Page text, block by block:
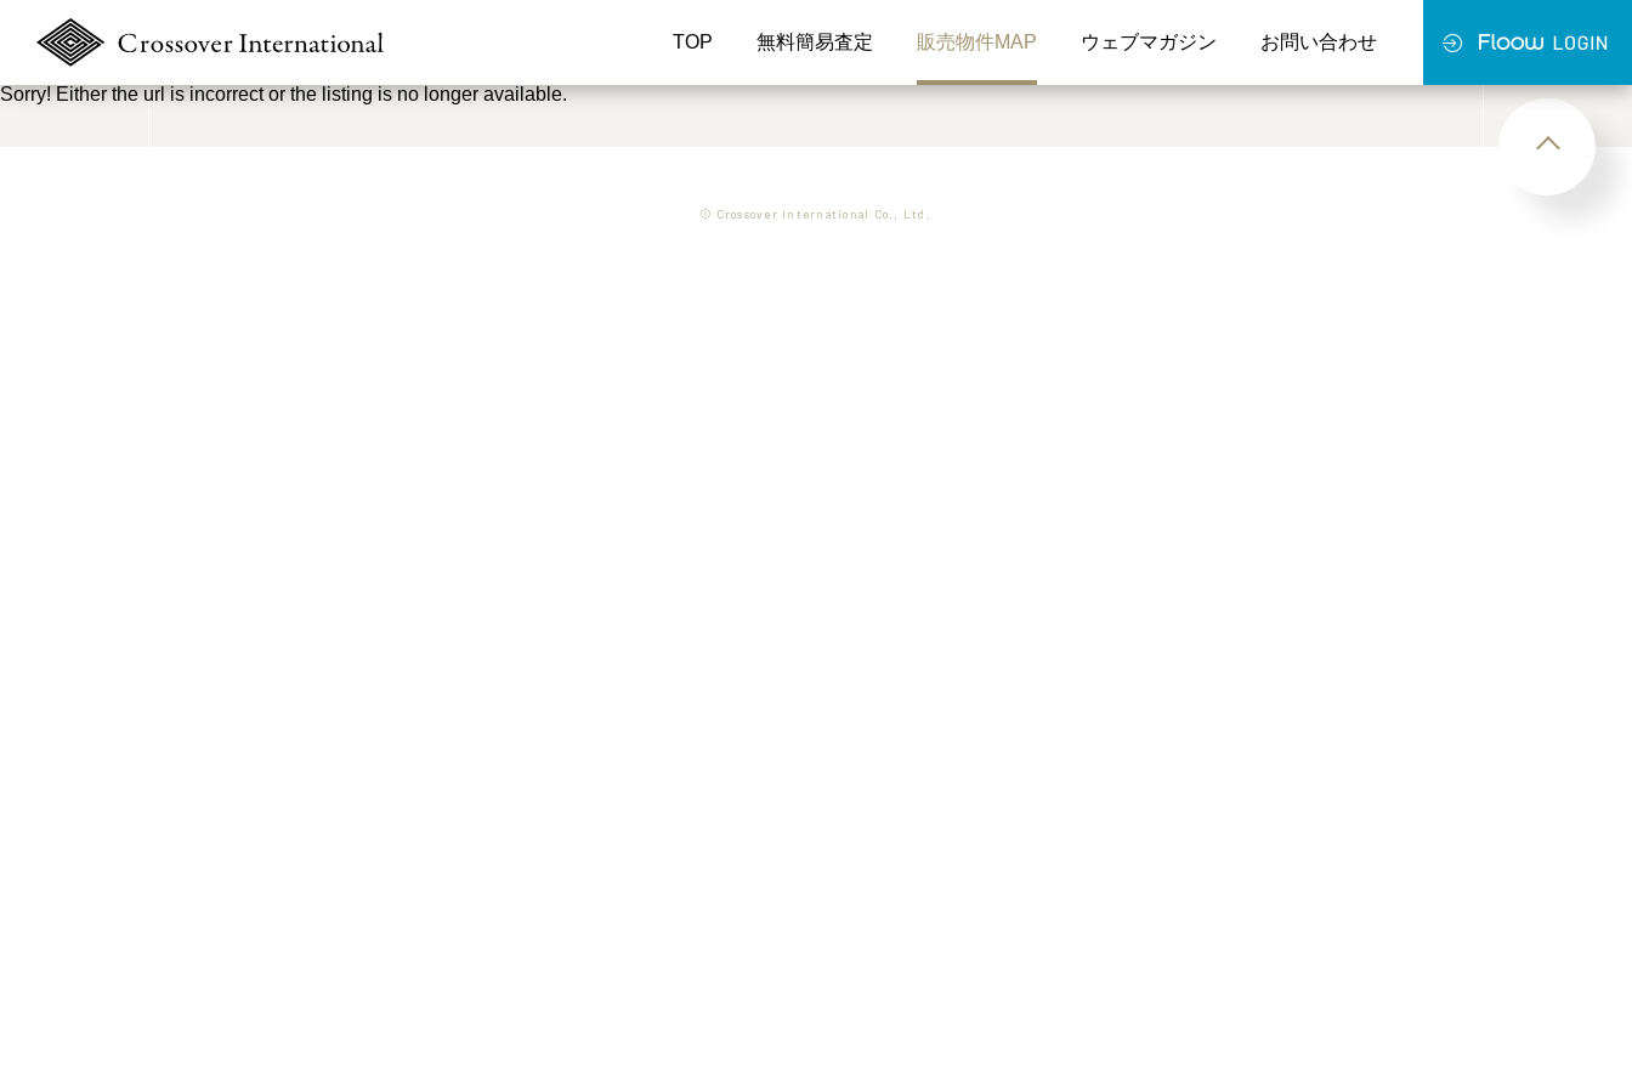
TOP 無料簡易査定 販売物件MAP ウェブマガジン お問い合わせ
Sorry! Either the url is incorrect or the listing is no longer available.
© Crossover International Co., Ltd.